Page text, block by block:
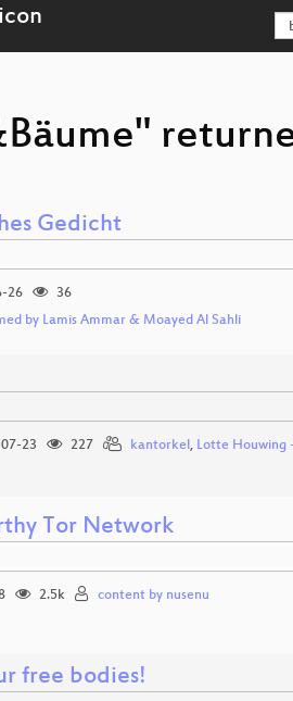
Gedicht
26
36
by Lamis Ammar & Moayed Al Sahli
23 227 kantorkel , Lotte Houwing
Tor Network
2.5k content by nusenu
free bodies!